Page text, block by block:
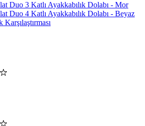
Duo 3 Katlı Ayakkabılık Dolabı - Mor
Duo 4 Katlı Ayakkabılık Dolabı - Beyaz